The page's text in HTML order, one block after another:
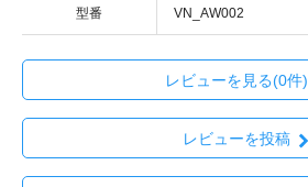
型番 VN_AW002
レビューを見る(0件)
レビューを投稿